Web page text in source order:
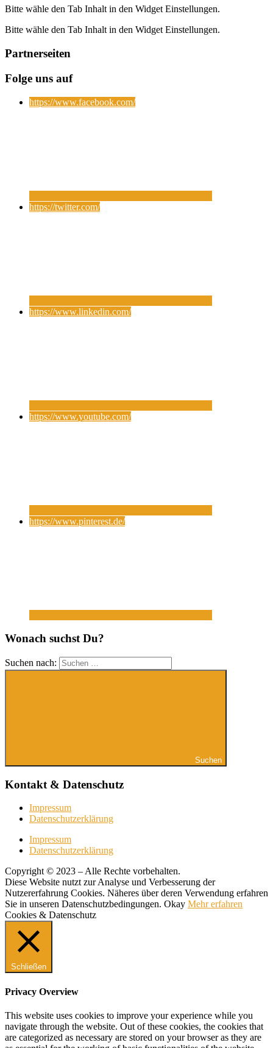
Bitte wähle den Tab Inhalt in den Widget Einstellungen.
Bitte wähle den Tab Inhalt in den Widget Einstellungen.
Partnerseiten
Folge uns auf
https://www.facebook.com/
https://twitter.com/
https://www.linkedin.com/
https://www.youtube.com/
https://www.pinterest.de/
Wonach suchst Du?
Suchen nach:
Suchen
Kontakt & Datenschutz
Impressum
Datenschutzerklärung
Impressum
Datenschutzerklärung
Copyright © 2023 – Alle Rechte vorbehalten.
Diese Website nutzt zur Analyse und Verbesserung der
Nutzererfahrung Cookies. Näheres über deren Verwendung erfahren
Sie in unseren Datenschutzbedingungen. Okay Mehr erfahren
Cookies & Datenschutz
Schließen
Privacy Overview
This website uses cookies to improve your experience while you
navigate through the website. Out of these cookies, the cookies that
are categorized as necessary are stored on your browser as they are